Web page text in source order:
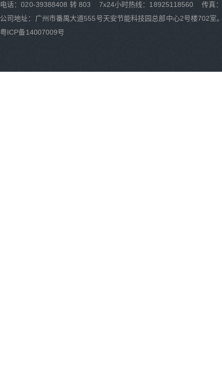
电话：020-39388408 转 803 7x24小时热线：18925118560 传真
公司地址：广州市番禺大道555号天安节能科技园总部中心2号楼702室
粤ICP备14007009号